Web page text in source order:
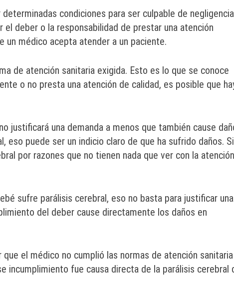
condiciones para ser culpable de negligencia
deber o la responsabilidad de prestar una atención
un médico acepta atender a un paciente.
de atención sanitaria exigida. Esto es lo que se conoce
o no presta una atención de calidad, es posible que
justificará una demanda a menos que también cause
eso puede ser un indicio claro de que ha sufrido daños.
por razones que no tienen nada que ver con la atención
sufre parálisis cerebral, eso no basta para justificar una
del deber cause directamente los daños en
el médico no cumplió las normas de atención sanitaria
incumplimiento fue causa directa de la parálisis cerebral